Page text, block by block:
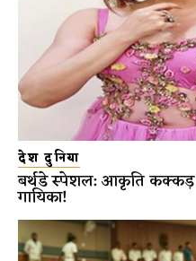
देश दुनिया
बर्थडे स्पेशल: आकृति कक्कड़
गायिका!